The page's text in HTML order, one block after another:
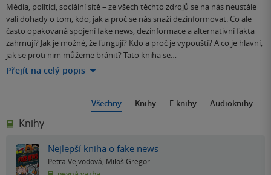
Média, politici, sociální sítě – ze všech těchto zdrojů se na nás neustále
valí dohady o tom, kdo, jak a proč se nás snaží dezinformovat. Co ale
často opakovaná spojení fake news, dezinformace a alternativní fakta
zahrnují? Jak je možné, že fungují? Kdo a proč je vypouští? A co je hlavní,
jak se proti nim můžeme bránit? Tato kniha se…
Přejít na celý popis
Všechny Knihy E-knihy Audioknihy
Knihy
Nejlepší kniha o fake news
Petra Vejvodová Miloš Gregor